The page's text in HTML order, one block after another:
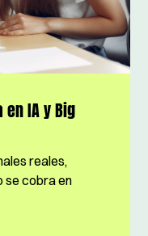
IA y Big
reales,
se cobra en